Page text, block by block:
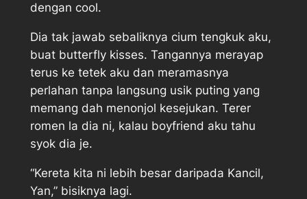
dengan cool.
Dia tak jawab sebaliknya cium tengkuk aku,
buat butterfly kisses. Tangannya merayap
terus ke tetek aku dan meramasnya
perlahan tanpa langsung usik puting yang
memang dah menonjol kesejukan. Terer
romen la dia ni, kalau boyfriend aku tahu
syok dia je.
“Kereta kita ni lebih besar daripada Kancil,
Yan,” bisiknya lagi.